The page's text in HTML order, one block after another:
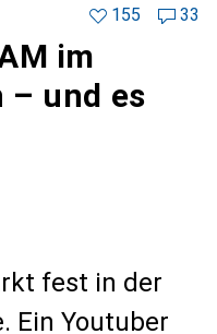
155 33
im
– und es
fest in der
Ein Youtuber